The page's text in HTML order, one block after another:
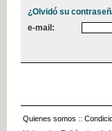
¿Olvidó su
e-mail:
Quienes somos ::